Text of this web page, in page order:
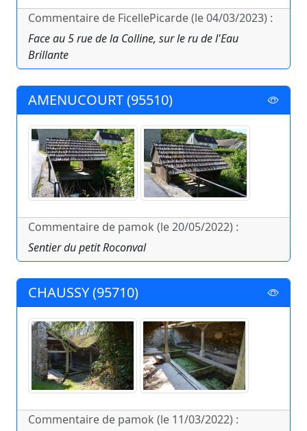
Commentaire de FicellePicarde (le 04/03/2023) :
Face au 5 rue de la Colline, sur le ru de l'Eau
Brillante
AMENUCOURT (95510)
Commentaire de pamok (le 20/05/2022) :
Sentier du petit Roconval
CHAUSSY (95710)
Commentaire de pamok (le 11/03/2022) :